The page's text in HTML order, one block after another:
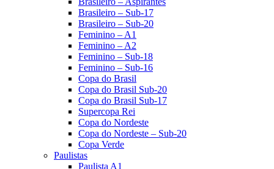
Brasileiro – Sub-17
Brasileiro – Sub-20
Feminino – A1
Feminino – A2
Feminino – Sub-18
Feminino – Sub-16
Copa do Brasil
Copa do Brasil Sub-20
Copa do Brasil Sub-17
Supercopa Rei
Copa do Nordeste
Copa do Nordeste – Sub-20
Copa Verde
Paulistas
Paulista A1